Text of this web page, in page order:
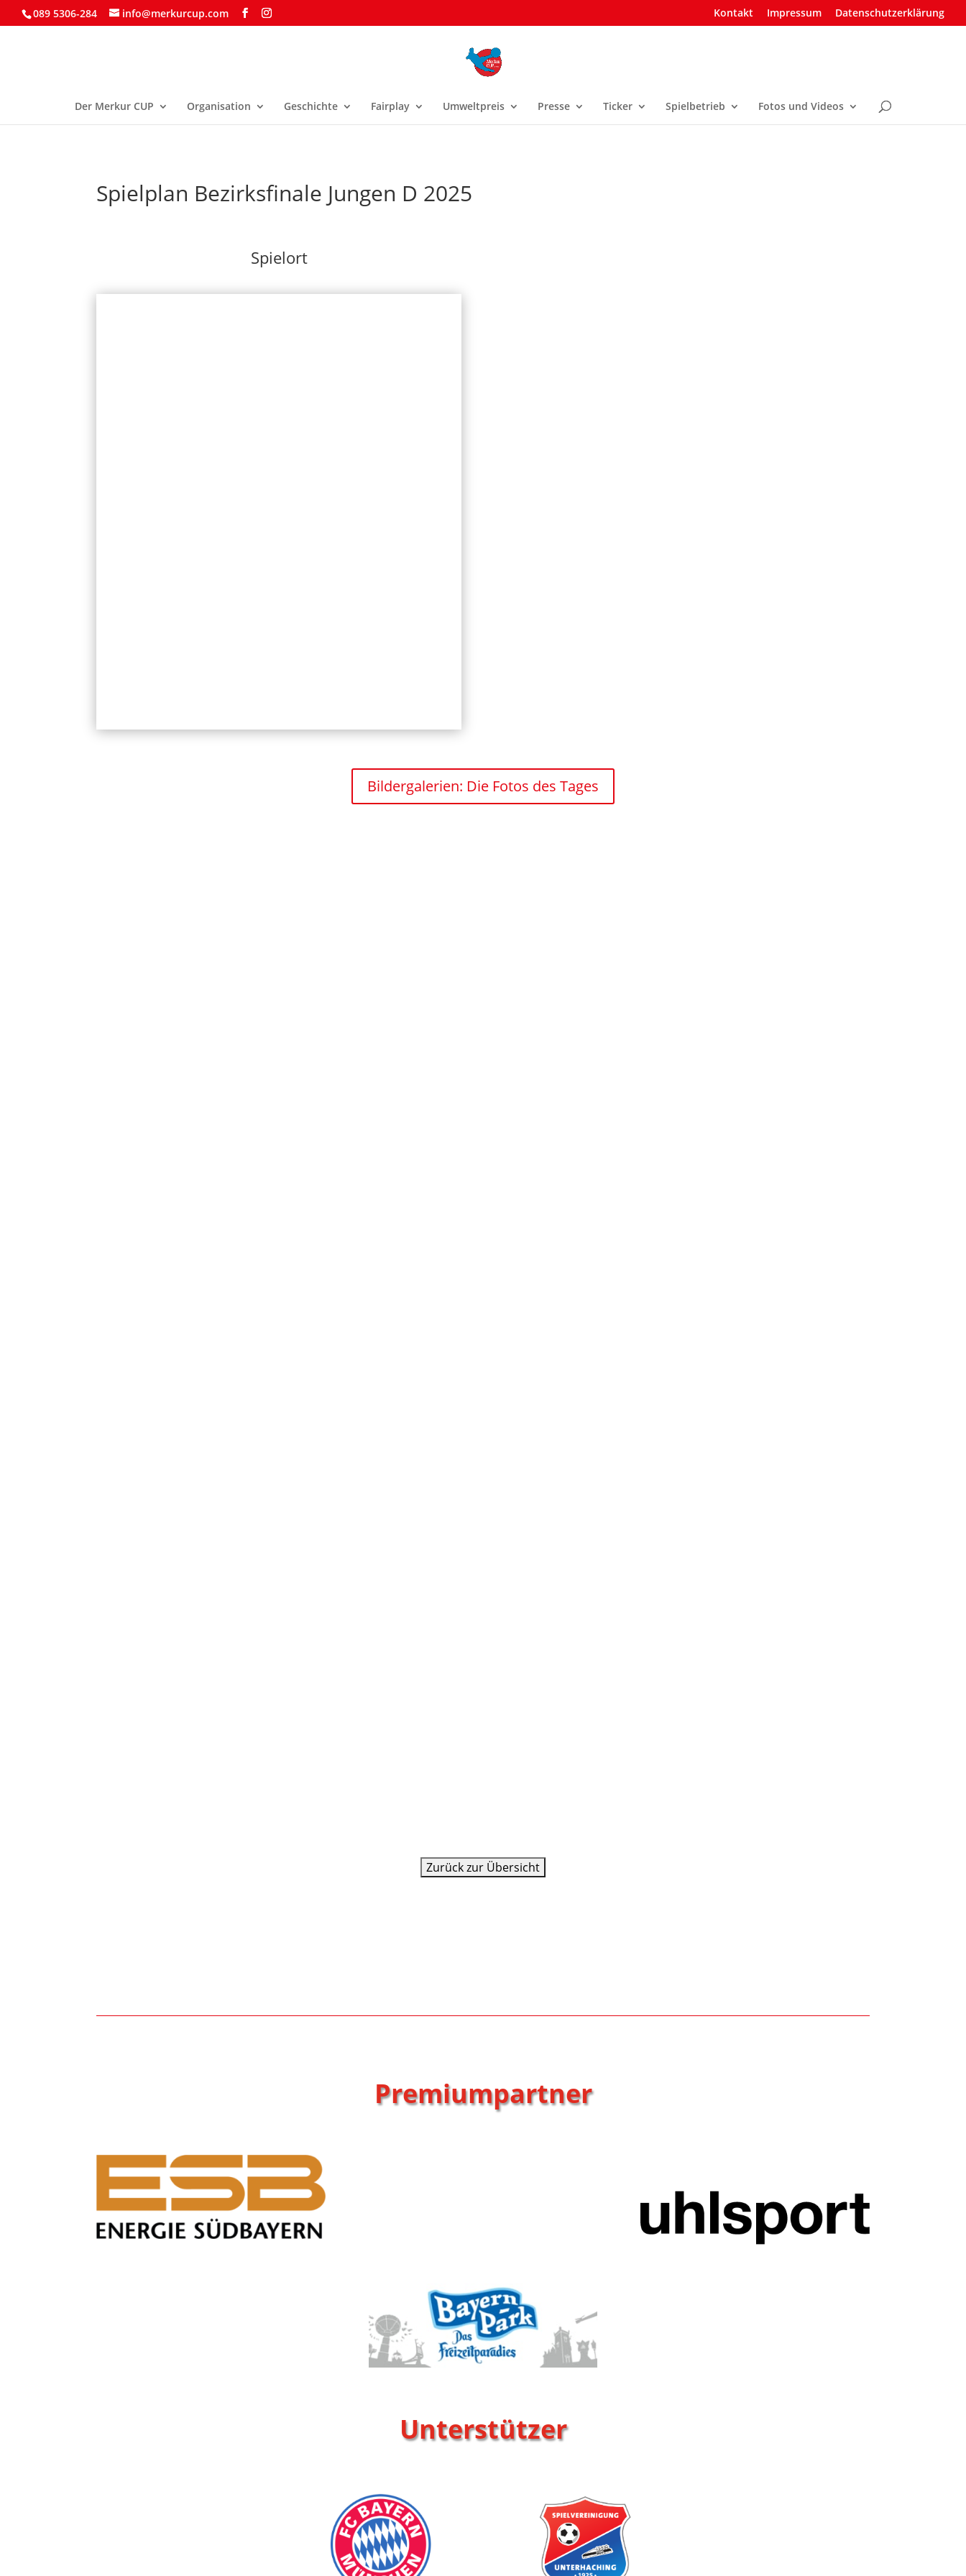
089 5306-284 info@merkurcup.com Kontakt Impressum Datenschutzerklärung
Der Merkur CUP Organisation Geschichte Fairplay Umweltpreis Presse Ticker Spielbetrieb Fotos und Videos
Spielplan Bezirksfinale Jungen D 2025
Spielort
Bildergalerien: Die Fotos des Tages
Premiumpartner
Unterstützer